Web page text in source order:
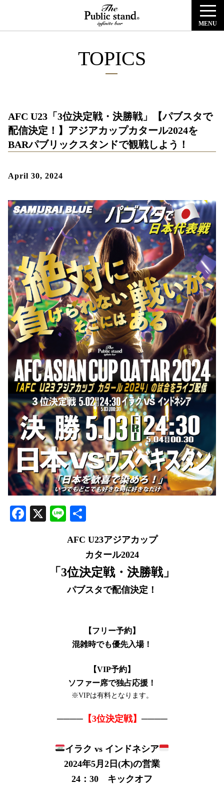
MENU
TOPICS
AFC U23「3位決定戦・決勝戦」【パブスタで
配信決定！】アジアカップカタール2024を
BARパブリックスタンドで観戦しよう！
April 30, 2024
Facebook
X Line
AFC U23アジアカップ
カタール2024
「3位決定戦・決勝戦」
パブスタで配信決定！
【フリー予約】
混雑時でも優先入場！
【VIP予約】
ソファー席で独占応援！
※VIPは有料となります。
────【3位決定戦】────
イラク vs インドネシア
2024年5月2日(木)の営業
24：30 キックオフ